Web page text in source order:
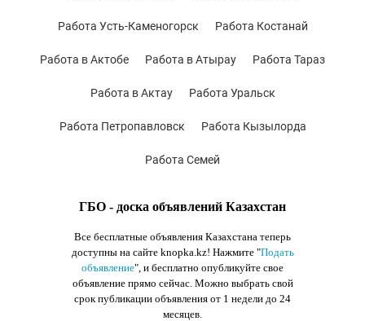
ГБО - доска объявлений Казахстан
Все бесплатные объявления Казахстана теперь
доступны на сайте knopka.kz! Нажмите "Подать
объявление", и бесплатно опубликуйте свое
объявление прямо сейчас. Можно выбрать свой
срок публикации объявления от 1 недели до 24
месяцев.
Работа Усть-Каменогорск Работа Костанай
Работа в Актобе Работа в Атырау Работа Тараз
Работа в Актау Работа Уральск
Работа Петропавловск Работа Кызылорда
Работа Семей